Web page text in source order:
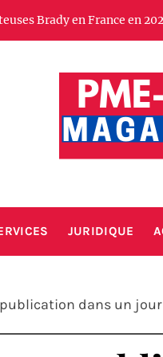
en France en 2026 Il y
Votre
JURIDIQUE
dans un